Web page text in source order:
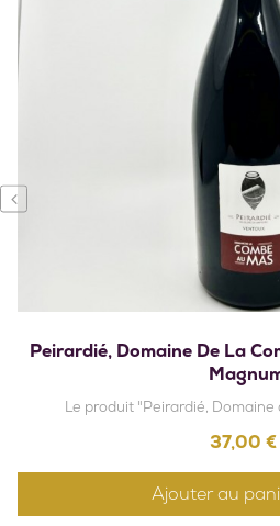
Peirardié, Domaine De La
Le produit "Peirardié, Domaine
Prix
37,00 €
Ajouter au